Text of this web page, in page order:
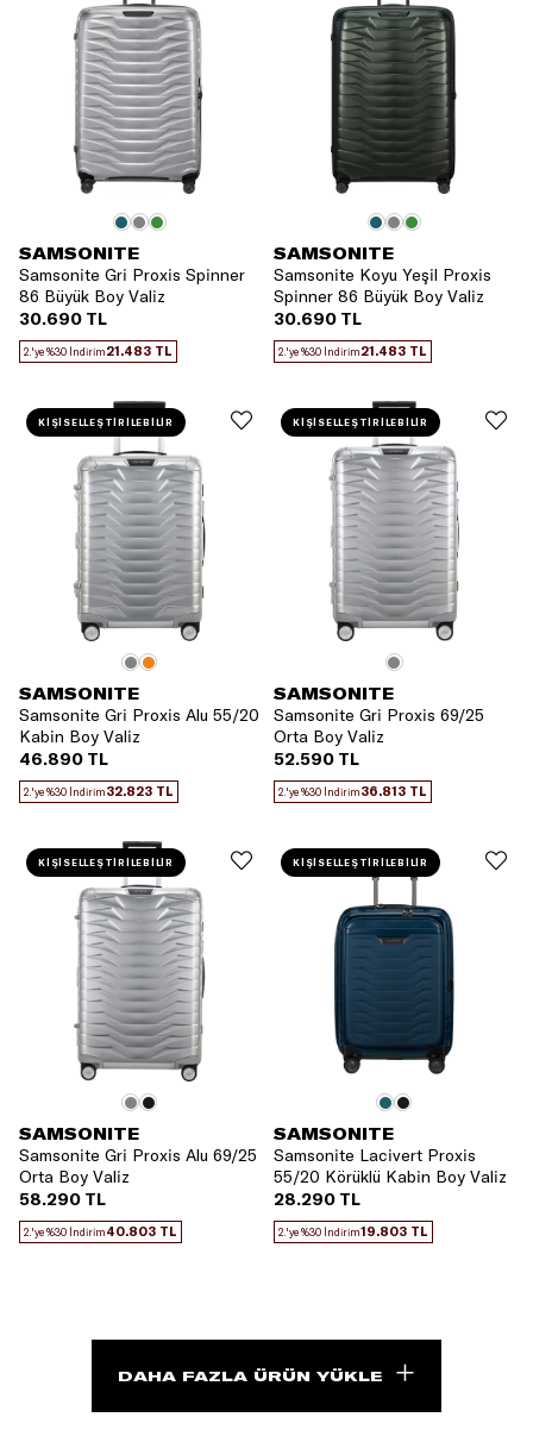
SAMSONITE
Samsonite Gri Proxis Spinner
86 Büyük Boy Valiz
30.690 TL
2.'ye %30 İndirim21.483 TL
SAMSONITE
Samsonite Koyu Yeşil Proxis
Spinner 86 Büyük Boy Valiz
30.690 TL
2.'ye %30 İndirim21.483 TL
SAMSONITE
Samsonite Gri Proxis Alu 55/20
Kabin Boy Valiz
46.890 TL
2.'ye %30 İndirim32.823 TL
KİŞİSELLEŞTİRİLEBİLİR
SAMSONITE
Samsonite Gri Proxis 69/25
Orta Boy Valiz
52.590 TL
2.'ye %30 İndirim36.813 TL
KİŞİSELLEŞTİRİLEBİLİR
SAMSONITE
Samsonite Gri Proxis Alu 69/25
Orta Boy Valiz
58.290 TL
2.'ye %30 İndirim40.803 TL
KİŞİSELLEŞTİRİLEBİLİR
SAMSONITE
Samsonite Lacivert Proxis
55/20 Körüklü Kabin Boy Valiz
28.290 TL
2.'ye %30 İndirim19.803 TL
KİŞİSELLEŞTİRİLEBİLİR
DAHA FAZLA ÜRÜN YÜKLE